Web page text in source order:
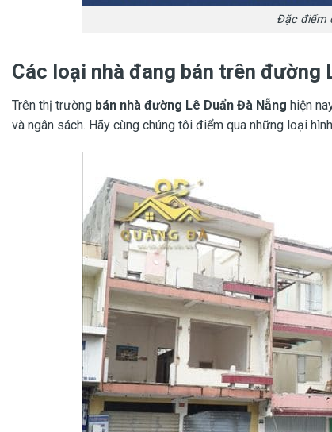
Đặc điểm
Các loại nhà đang bán trên đường
Trên thị trường bán nhà đường Lê Duẩn Đà Nẵng hiện
và ngân sách. Hãy cùng chúng tôi điểm qua những loại